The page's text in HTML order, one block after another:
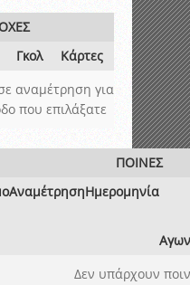
Γκολ
Κάρτες
αναμέτρηση για
που επιλάξατε
ΠΟΙΝΕΣ
ΑναμέτρησηΗμερομηνία
Δεν υπάρχουν